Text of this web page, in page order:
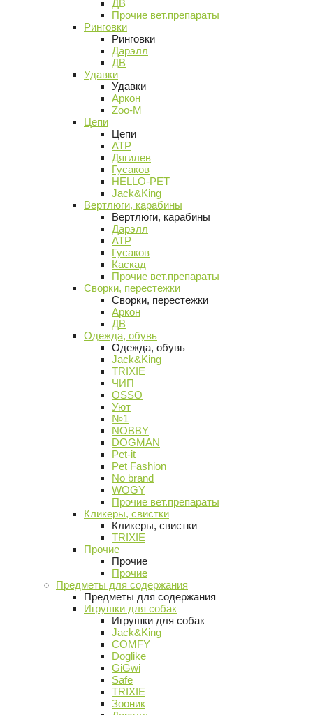
ДВ
Прочие вет.препараты
Ринговки
Ринговки
Дарэлл
ДВ
Удавки
Удавки
Аркон
Zoo-M
Цепи
Цепи
АТР
Дягилев
Гусаков
HELLO-PET
Jack&King
Вертлюги, карабины
Вертлюги, карабины
Дарэлл
АТР
Гусаков
Каскад
Прочие вет.препараты
Сворки, перестежки
Сворки, перестежки
Аркон
ДВ
Одежда, обувь
Одежда, обувь
Jack&King
TRIXIE
ЧИП
OSSO
Уют
№1
NOBBY
DOGMAN
Pet-it
Pet Fashion
No brand
WOGY
Прочие вет.препараты
Кликеры, свистки
Кликеры, свистки
TRIXIE
Прочие
Прочие
Прочие
Предметы для содержания
Предметы для содержания
Игрушки для собак
Игрушки для собак
Jack&King
COMFY
Doglike
GiGwi
Safe
TRIXIE
Зооник